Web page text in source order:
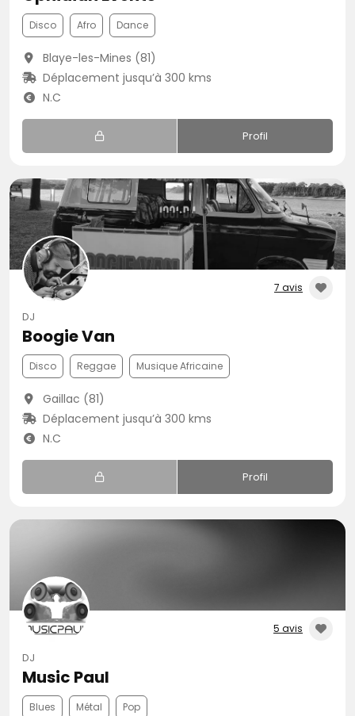
Disco Afro Dance
Blaye-les-Mines (81)
Déplacement jusqu’à 300 kms
N.C
Profil
7 avis
DJ
Boogie Van
Disco Reggae Musique Africaine
Gaillac (81)
Déplacement jusqu’à 300 kms
N.C
Profil
5 avis
DJ
Music Paul
Blues Métal Pop